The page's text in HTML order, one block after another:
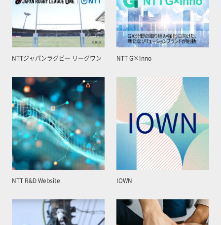
NTTジャパンラグビー リーグワン NTT G×Inno
NTT R&D Website IOWN